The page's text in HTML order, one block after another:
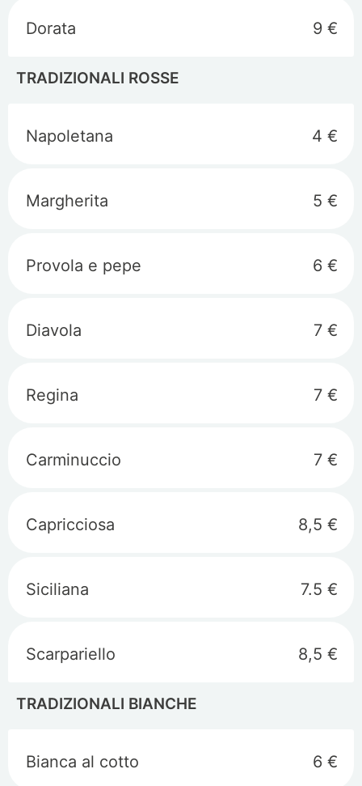
Dorata 9 €
TRADIZIONALI ROSSE
Napoletana 4 €
Margherita 5 €
Provola e pepe 6 €
Diavola 7 €
Regina 7 €
Carminuccio 7 €
Capricciosa 8,5 €
Siciliana 7.5 €
Scarpariello 8,5 €
TRADIZIONALI BIANCHE
Bianca al cotto 6 €